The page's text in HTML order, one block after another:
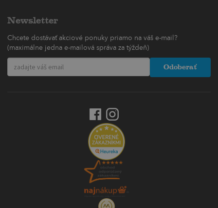
Newsletter
Chcete dostávať akciové ponuky priamo na váš e-mail?
(maximálne jedna e-mailová správa za týždeň)
Odoberať